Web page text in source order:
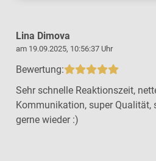
Lina Dimova
am 19.09.2025, 10:56:37 Uhr
Bewertung:
Sehr schnelle Reaktionszeit,
Kommunikation, super Qualität,
gerne wieder :)